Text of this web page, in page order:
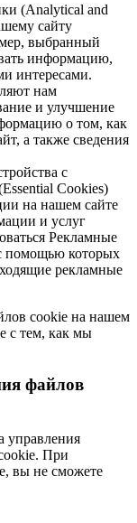
(Analytical and
сайту
выбранный
информацию,
интересами.
нам
и улучшение
о том, как
а также сведения
с
Cookies)
на нашем сайте
и услуг
Рекламные
помощью которых
рекламные
cookie на нашем
с тем, как мы
файлов
управления
При
вы не сможете